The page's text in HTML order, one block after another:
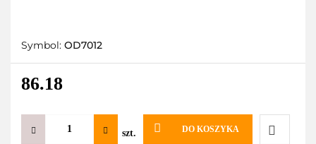
Symbol: OD7012
86.18
szt. DO KOSZYKA